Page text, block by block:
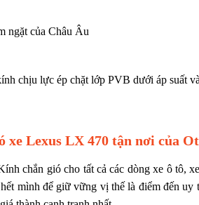
ngặt của Châu Âu
chịu lực ép chặt lớp PVB dưới áp suất
Lexus LX 470 tận nơi của
chắn gió cho tất cả các dòng xe ô tô,
mình để giữ vững vị thế là điểm đến